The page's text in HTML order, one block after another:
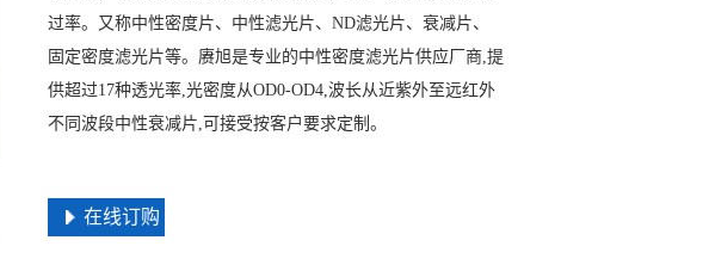
过率。又称中性密度片、中性滤光片、ND滤光片、衰减片、
固定密度滤光片等。赓旭是专业的中性密度滤光片供应厂商,提
供超过17种透光率,光密度从OD0-OD4,波长从近紫外至远红外
不同波段中性衰减片,可接受按客户要求定制。
在线订购